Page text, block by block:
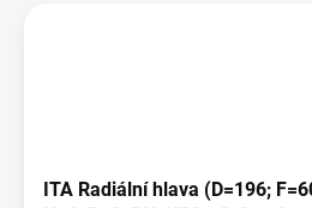
ITA Radiální hlava (D=196;